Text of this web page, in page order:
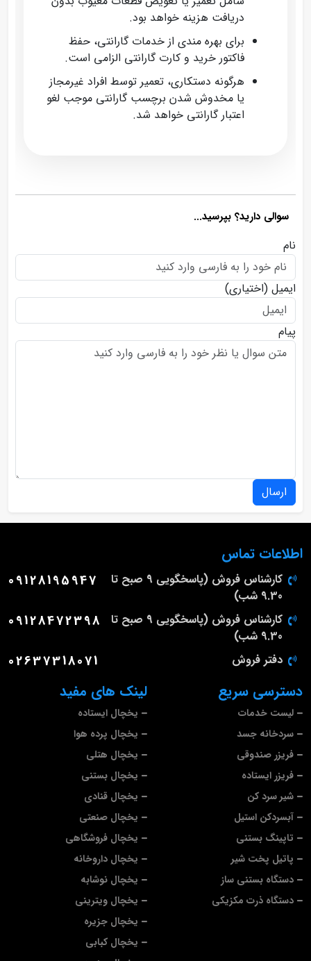
دریافت هزینه خواهد بود.
برای بهره‌ مندی از خدمات گارانتی، حفظ
فاکتور خرید و کارت گارانتی الزامی است.
هرگونه دستکاری، تعمیر توسط افراد غیرمجاز
یا مخدوش شدن برچسب گارانتی موجب لغو
اعتبار گارانتی خواهد شد.
سوالی دارید؟ بپرسید...
نام
ایمیل (اختیاری)
پیام
ارسال
لینک های مفید
یخچال ایستاده
یخچال پرده هوا
یخچال هتلی
یخچال بستنی
یخچال قنادی
یخچال صنعتی
یخچال فروشگاهی
یخچال داروخانه
یخچال نوشابه
یخچال ویترینی
یخچال جزیره
یخچال کبابی
دسترسی سریع
لیست خدمات
سردخانه جسد
فریزر صندوقی
فریزر ایستاده
شیر سرد کن
آبسردکن استیل
تاپینگ بستنی
پاتیل پخت شیر
دستگاه بستنی ساز
دستگاه ذرت مکزیکی
اطلاعات تماس
کارشناس فروش (پاسخگویی 9 صبح تا
9.30 شب)
09128195947
کارشناس فروش (پاسخگویی 9 صبح تا
9.30 شب)
09128472398
دفتر فروش 02637318071